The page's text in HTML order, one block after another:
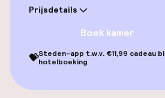
Kamers
Voor toegankelijkheid
geoptimaliseerde
Zwemmen & wellness
Prijsdetails
Boek kamer
💝Steden-app t.w.v. €11,99 cadeau
hotelboeking